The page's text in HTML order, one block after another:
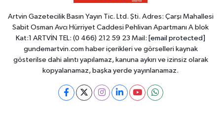
Artvin Gazetecilik Basın Yayın Tic. Ltd. Şti. Adres: Çarşı Mahallesi
Sabit Osman Avcı Hürriyet Caddesi Pehlivan Apartmanı A blok
Kat:1 ARTVİN TEL: (0 466) 212 59 23 Mail: [email protected]
gundemartvin.com haber içerikleri ve görselleri kaynak
gösterilse dahi alıntı yapılamaz, kanuna aykırı ve izinsiz olarak
kopyalanamaz, başka yerde yayınlanamaz.